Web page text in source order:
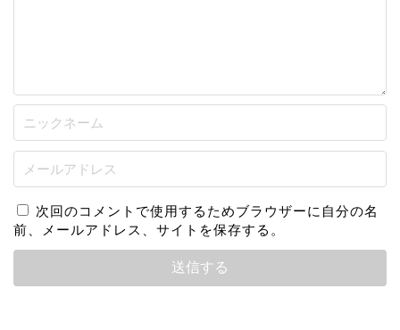
次回のコメントで使用するためブラウザーに自分の名
前、メールアドレス、サイトを保存する。